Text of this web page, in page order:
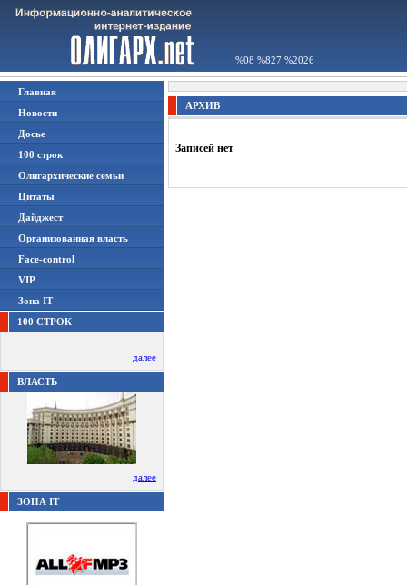
%08 %827 %2026
Главная
Новости
Досье
100 строк
Олигархические семьи
Цитаты
Дайджест
Организованная власть
Face-control
VIP
Зона IT
100 СТРОК
далее
ВЛАСТЬ
далее
ЗОНА IT
АРХИВ
Записей нет